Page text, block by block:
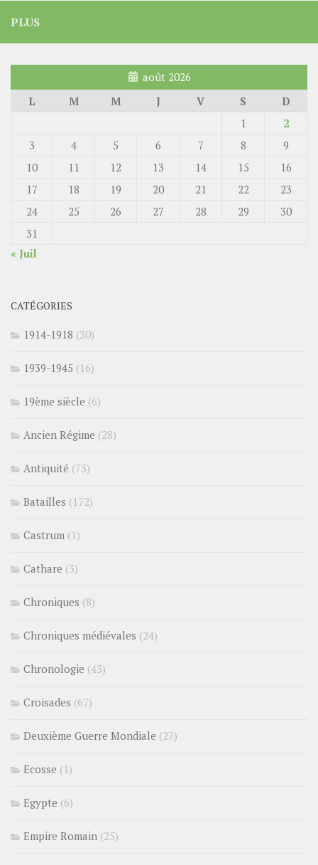
PLUS
août 2026
L
M M J V S
D
1
2
3
4 5 6 7 8
9
10
11 12 13 14 15
16
17
18 19 20 21 22
23
24
25 26 27 28 29
30
31
« Juil
CATÉGORIES
1914-1918 (30)
1939-1945 (16)
19ème siècle (6)
Ancien Régime (28)
Antiquité (73)
Batailles (172)
Castrum (1)
Cathare (3)
Chroniques (8)
Chroniques médiévales (24)
Chronologie (43)
Croisades (67)
Deuxième Guerre Mondiale (27)
Ecosse (1)
Egypte (6)
Empire Romain (25)